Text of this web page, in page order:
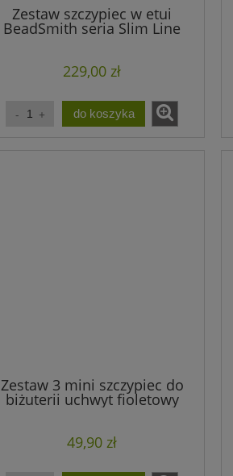
Zestaw szczypiec w etui
BeadSmith seria Slim Line
229,00 zł
do koszyka
Zestaw 3 mini szczypiec do
biżuterii uchwyt fioletowy
Beadsmith (1kpl.)
49,90 zł